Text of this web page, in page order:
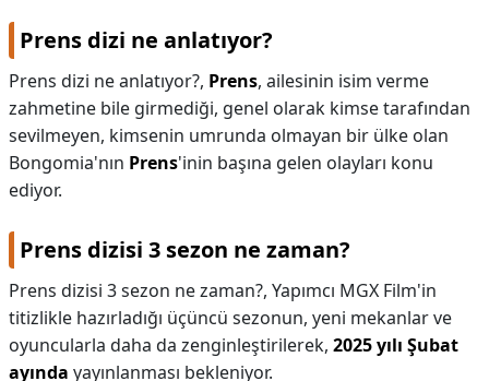
Prens dizi ne anlatıyor?
Prens dizi ne anlatıyor?, Prens, ailesinin isim verme
zahmetine bile girmediği, genel olarak kimse tarafından
sevilmeyen, kimsenin umrunda olmayan bir ülke olan
Bongomia'nın Prens'inin başına gelen olayları konu
ediyor.
Prens dizisi 3 sezon ne zaman?
Prens dizisi 3 sezon ne zaman?, Yapımcı MGX Film'in
titizlikle hazırladığı üçüncü sezonun, yeni mekanlar ve
oyuncularla daha da zenginleştirilerek, 2025 yılı Şubat
ayında yayınlanması bekleniyor.